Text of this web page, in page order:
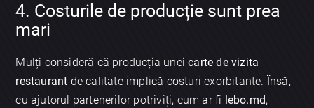
4. Costurile de producție sunt prea
mari
Mulți consideră că producția uneicarte de vizita
restaurant de calitate implică costuri exorbitante. Însă,
cu ajutorul partenerilor potriviți, cum ar fi lebo.md,